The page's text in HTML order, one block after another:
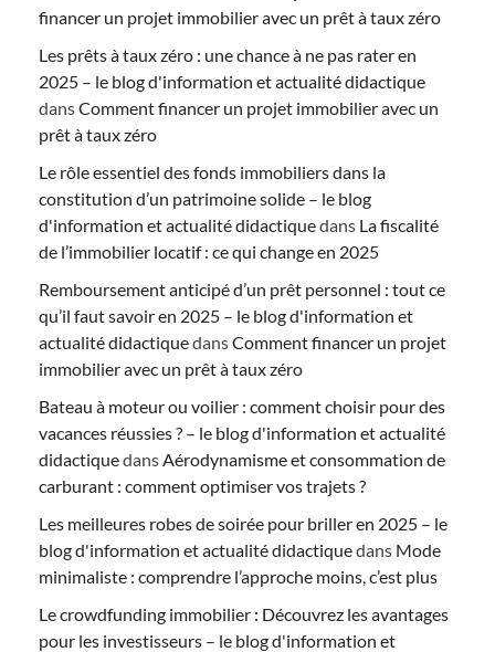
financer un projet immobilier avec un prêt à taux zéro
Les prêts à taux zéro : une chance à ne pas rater en
2025 – le blog d'information et actualité didactique
dansComment financer un projet immobilier avec un
prêt à taux zéro
Le rôle essentiel des fonds immobiliers dans la
constitution d’un patrimoine solide – le blog
d'information et actualité didactiquedans La fiscalité
de l’immobilier locatif : ce qui change en 2025
Remboursement anticipé d’un prêt personnel : tout ce
qu’il faut savoir en 2025 – le blog d'information et
actualité didactiquedansComment financer un projet
immobilier avec un prêt à taux zéro
Bateau à moteur ou voilier : comment choisir pour des
vacances réussies ? – le blog d'information et actualité
didactiquedans Aérodynamisme et consommation de
carburant : comment optimiser vos trajets ?
Les meilleures robes de soirée pour briller en 2025 – le
blog d'information et actualité didactiquedans Mode
minimaliste : comprendre l’approche moins, c’est plus
Le crowdfunding immobilier : Découvrez les avantages
pour les investisseurs – le blog d'information et